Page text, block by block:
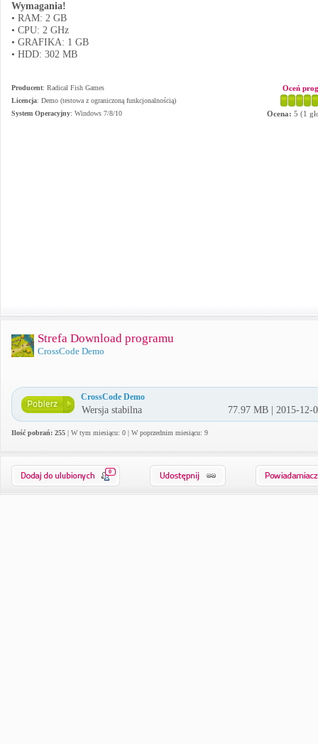
Wymagania!
• RAM: 2 GB
• CPU: 2 GHz
• GRAFIKA: 1 GB
• HDD: 302 MB
Producent: Radical Fish Games
Licencja: Demo (testowa z ograniczoną funkcjonalnością)
System Operacyjny: Windows 7/8/10
Oceń
Ocena: 5 (1
Strefa Download programu
CrossCode Demo
CrossCode Demo
Wersja stabilna 77.97 MB | 2015-12-
Ilość pobrań: 255 | W tym miesiącu: 0 | W poprzednim miesiącu: 9
0